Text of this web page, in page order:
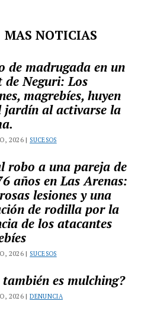
MAS NOTICIAS
de madrugada en un
de Neguri: Los
magrebíes, huyen
jardín al activarse la
2026 | SUCESOS
robo a una pareja de
años en Las Arenas:
lesiones y una
de rodilla por la
de los atacantes
2026 | SUCESOS
también es mulching?
2026 |DENUNCIA